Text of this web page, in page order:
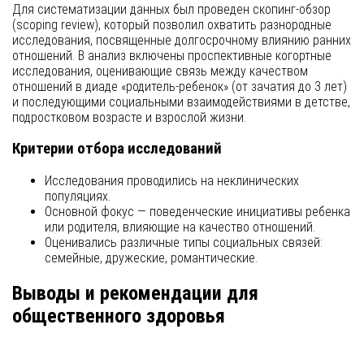
Для систематизации данных был проведен скопинг-обзор
(scoping review), который позволил охватить разнородные
исследования, посвященные долгосрочному влиянию ранних
отношений. В анализ включены проспективные когортные
исследования, оценивающие связь между качеством
отношений в диаде «родитель-ребенок» (от зачатия до 3 лет)
и последующими социальными взаимодействиями в детстве,
подростковом возрасте и взрослой жизни.
Критерии отбора исследований
Исследования проводились на неклинических
популяциях.
Основной фокус — поведенческие инициативы ребенка
или родителя, влияющие на качество отношений.
Оценивались различные типы социальных связей:
семейные, дружеские, романтические.
Выводы и рекомендации для
общественного здоровья